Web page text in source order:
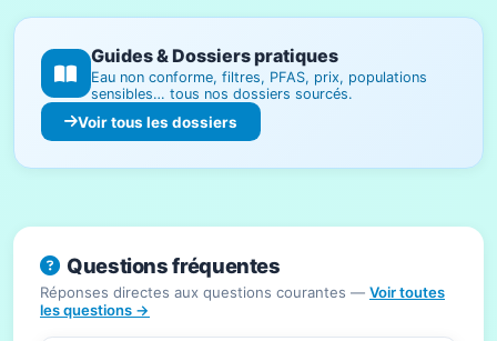
Guides & Dossiers pratiques
Eau non conforme, filtres, PFAS, prix, populations
sensibles… tous nos dossiers sourcés.
Voir tous les dossiers
Questions fréquentes
Réponses directes aux questions courantes — Voir toutes
les questions →